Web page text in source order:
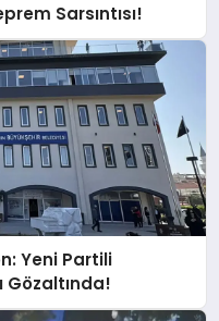
Sarsıntısı!
Yeni Partili
Gözaltında!